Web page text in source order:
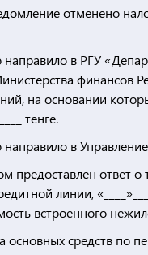
отменено
направило в РГУ
финансов
на основании
тенге.
направило в
предоставлен
линии,
встроенного
средств по